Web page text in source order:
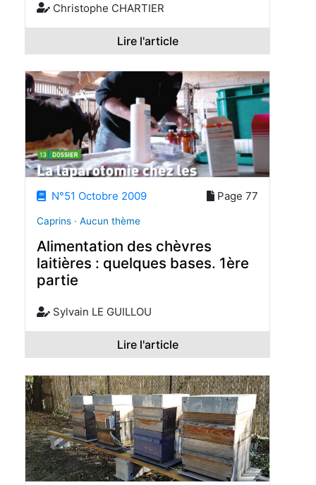
Christophe CHARTIER
Lire l'article
N°51 Octobre 2009 Page 77
Caprins · Aucun thème
Alimentation des chèvres
laitières : quelques bases. 1ère
partie
Sylvain LE GUILLOU
Lire l'article